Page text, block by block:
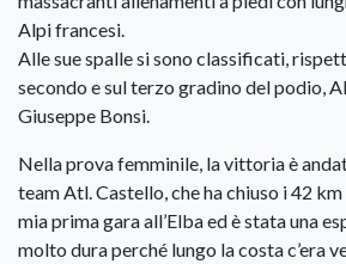
Alpi francesi.
Alle sue spalle si sono classificati,
secondo e sul terzo gradino del podio,
Giuseppe Bonsi.
Nella prova femminile, la vittoria è
team Atl. Castello, che ha chiuso i 42 km
mia prima gara all’Elba ed è stata una
molto dura perché lungo la costa c’era